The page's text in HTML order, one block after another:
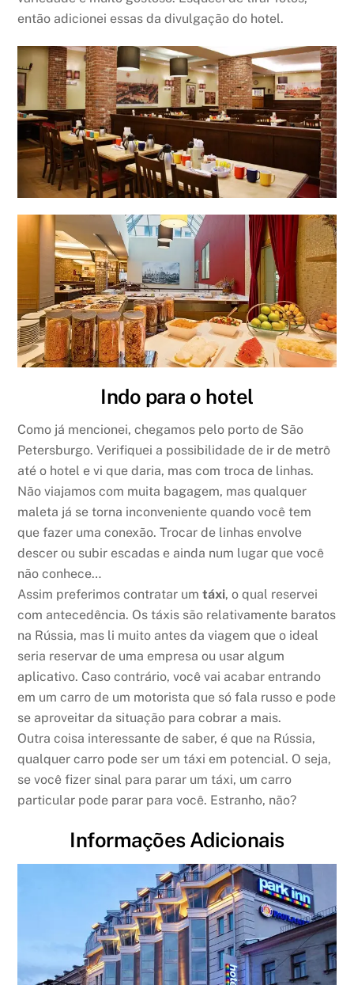
então adicionei essas da divulgação do hotel.
Indo para o hotel
Como já mencionei, chegamos pelo porto de São
Petersburgo. Verifiquei a possibilidade de ir de metrô
até o hotel e vi que daria, mas com troca de linhas.
Não viajamos com muita bagagem, mas qualquer
maleta já se torna inconveniente quando você tem
que fazer uma conexão. Trocar de linhas envolve
descer ou subir escadas e ainda num lugar que você
não conhece…
Assim preferimos contratar umtáxi, o qual reservei
com antecedência. Os táxis são relativamente baratos
na Rússia, mas li muito antes da viagem que o ideal
seria reservar de uma empresa ou usar algum
aplicativo. Caso contrário, você vai acabar entrando
em um carro de um motorista que só fala russo e pode
se aproveitar da situação para cobrar a mais.
Outra coisa interessante de saber, é que na Rússia,
qualquer carro pode ser um táxi em potencial. O seja,
se você fizer sinal para parar um táxi, um carro
particular pode parar para você. Estranho, não?
Informações Adicionais